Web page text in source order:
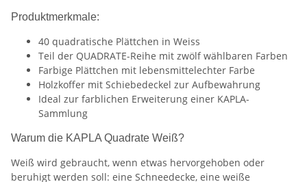
Produktmerkmale:
40 quadratische Plättchen in Weiss
Teil der QUADRATE-Reihe mit zwölf wählbaren Farben
Farbige Plättchen mit lebensmittelechter Farbe
Holzkoffer mit Schiebedeckel zur Aufbewahrung
Ideal zur farblichen Erweiterung einer KAPLA-
Sammlung
Warum die KAPLA Quadrate Weiß?
Weiß wird gebraucht, wenn etwas hervorgehoben oder
beruhigt werden soll: eine Schneedecke, eine weiße